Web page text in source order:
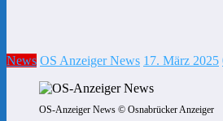
News OS Anzeiger News 17. März 2025
OS-Anzeiger News © Osnabrücker Anzeiger